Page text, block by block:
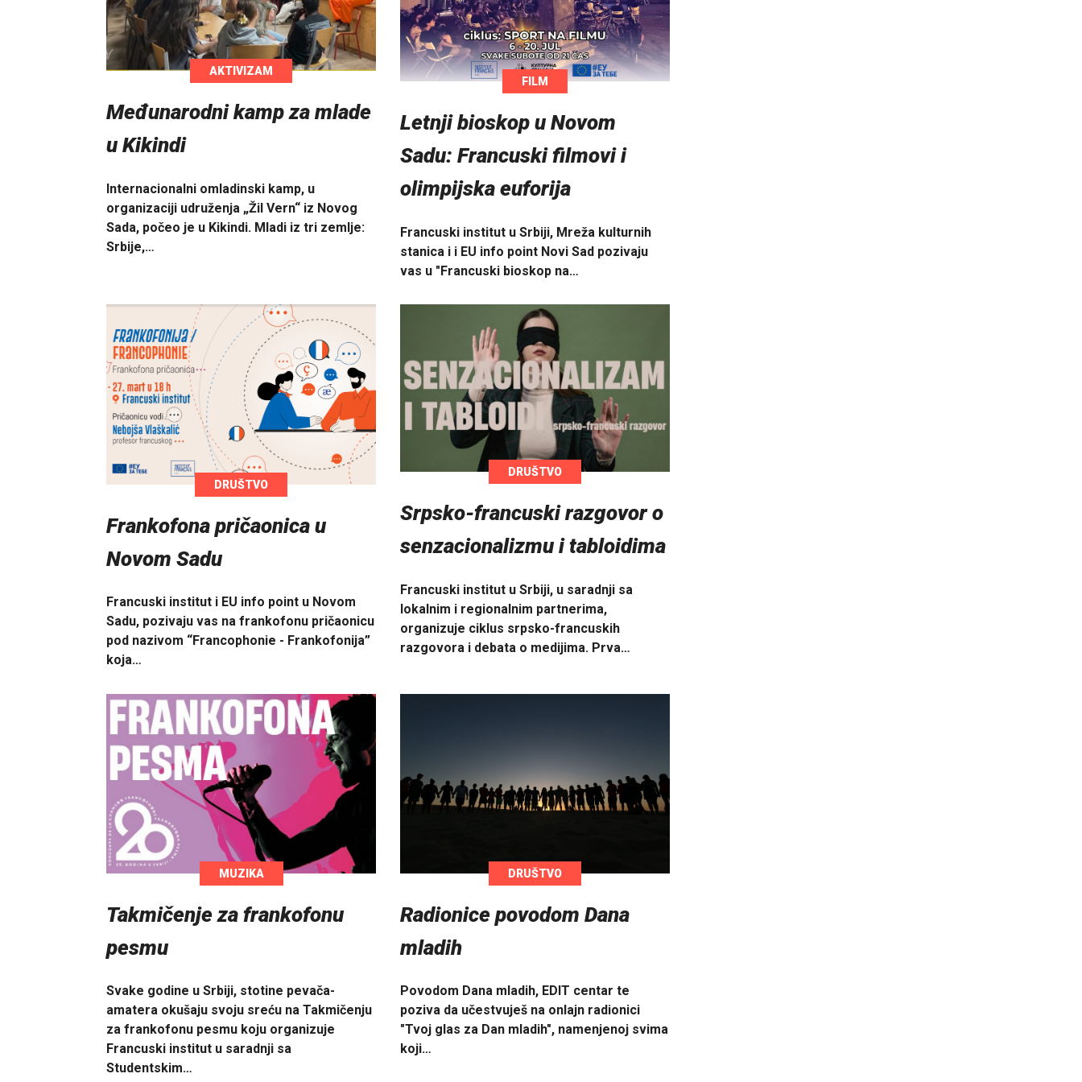
AKTIVIZAM
Međunarodni kamp za mlade
u Kikindi
Internacionalni omladinski kamp, u
organizaciji udruženja „Žil Vern“ iz Novog
Sada, počeo je u Kikindi. Mladi iz tri zemlje:
Srbije,…
FILM
Letnji bioskop u Novom
Sadu: Francuski filmovi i
olimpijska euforija
Francuski institut u Srbiji, Mreža kulturnih
stanica i i EU info point Novi Sad pozivaju
vas u "Francuski bioskop na…
DRUŠTVO
Frankofona pričaonica u
Novom Sadu
Francuski institut i EU info point u Novom
Sadu, pozivaju vas na frankofonu pričaonicu
pod nazivom “Francophonie - Frankofonija”
koja…
DRUŠTVO
Srpsko-francuski razgovor o
senzacionalizmu i tabloidima
Francuski institut u Srbiji, u saradnji sa
lokalnim i regionalnim partnerima,
organizuje ciklus srpsko-francuskih
razgovora i debata o medijima. Prva…
MUZIKA
Takmičenje za frankofonu
pesmu
Svake godine u Srbiji, stotine pevača-
amatera okušaju svoju sreću na Takmičenju
za frankofonu pesmu koju organizuje
Francuski institut u saradnji sa
Studentskim…
DRUŠTVO
Radionice povodom Dana
mladih
Povodom Dana mladih, EDIT centar te
poziva da učestvuješ na onlajn radionici
"Tvoj glas za Dan mladih", namenjenoj svima
koji…